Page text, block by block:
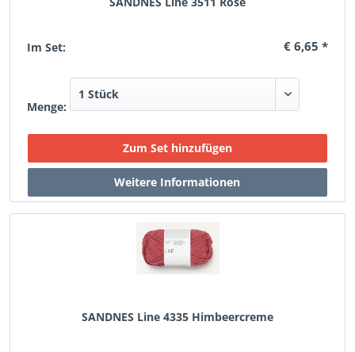
Im Set: € 6,65 *
Menge:
SANDNES Line 4335 Himbeercreme